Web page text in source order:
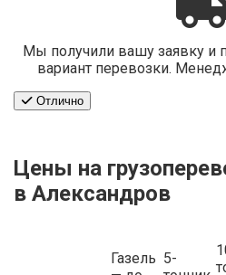
Мы получили вашу заявку и
вариант перевозки.
Отлично
Цены на
в Александров
Газель 5-